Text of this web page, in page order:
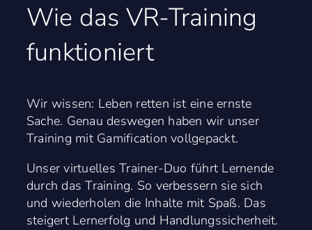
Wie das VR-Training
funktioniert
Wir wissen: Leben retten ist eine ernste
Sache. Genau deswegen haben wir unser
Training mit Gamification vollgepackt.
Unser virtuelles Trainer-Duo führt Lernende
durch das Training. So verbessern sie sich
und wiederholen die Inhalte mit Spaß. Das
steigert Lernerfolg und Handlungs­sicherheit.